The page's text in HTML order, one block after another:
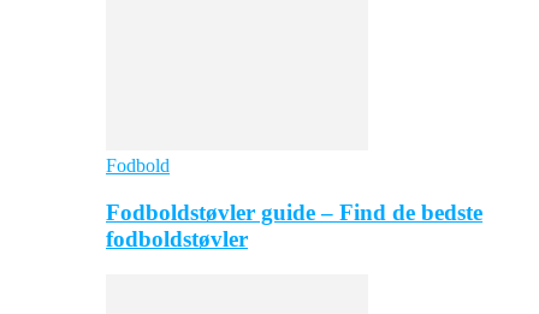
Fodbold
Fodboldstøvler guide – Find de bedste
fodboldstøvler